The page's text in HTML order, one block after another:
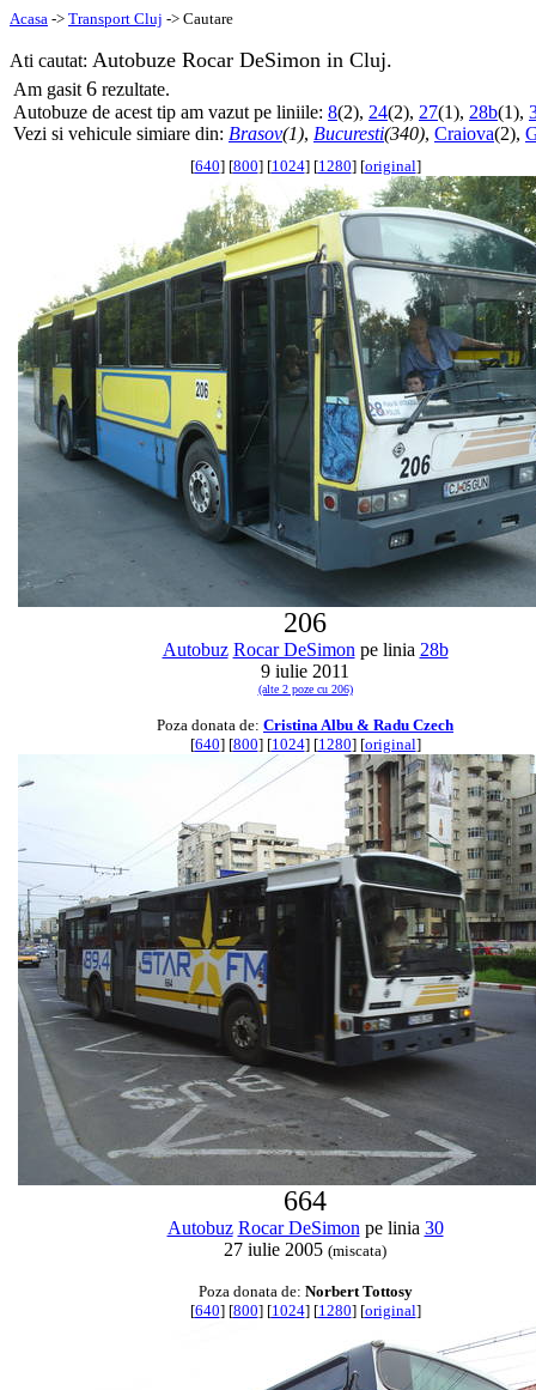
Acasa -> Transport Cluj -> Cautare
Ati cautat: Autobuze Rocar DeSimon in Cluj.
Am gasit 6 rezultate.
Autobuze de acest tip am vazut pe liniile: 8(2), 24(2), 27(1), 28b(1),
Vezi si vehicule simiare din: Brasov(1), Bucuresti(340), Craiova(2),
[640] [800] [1024] [1280] [original]
206
Autobuz Rocar DeSimon pe linia 28b
9 iulie 2011
(alte 2 poze cu 206)
Poza donata de: Cristina Albu & Radu Czech
[640] [800] [1024] [1280] [original]
664
Autobuz Rocar DeSimon pe linia 30
27 iulie 2005 (miscata)
Poza donata de: Norbert Tottosy
[640] [800] [1024] [1280] [original]